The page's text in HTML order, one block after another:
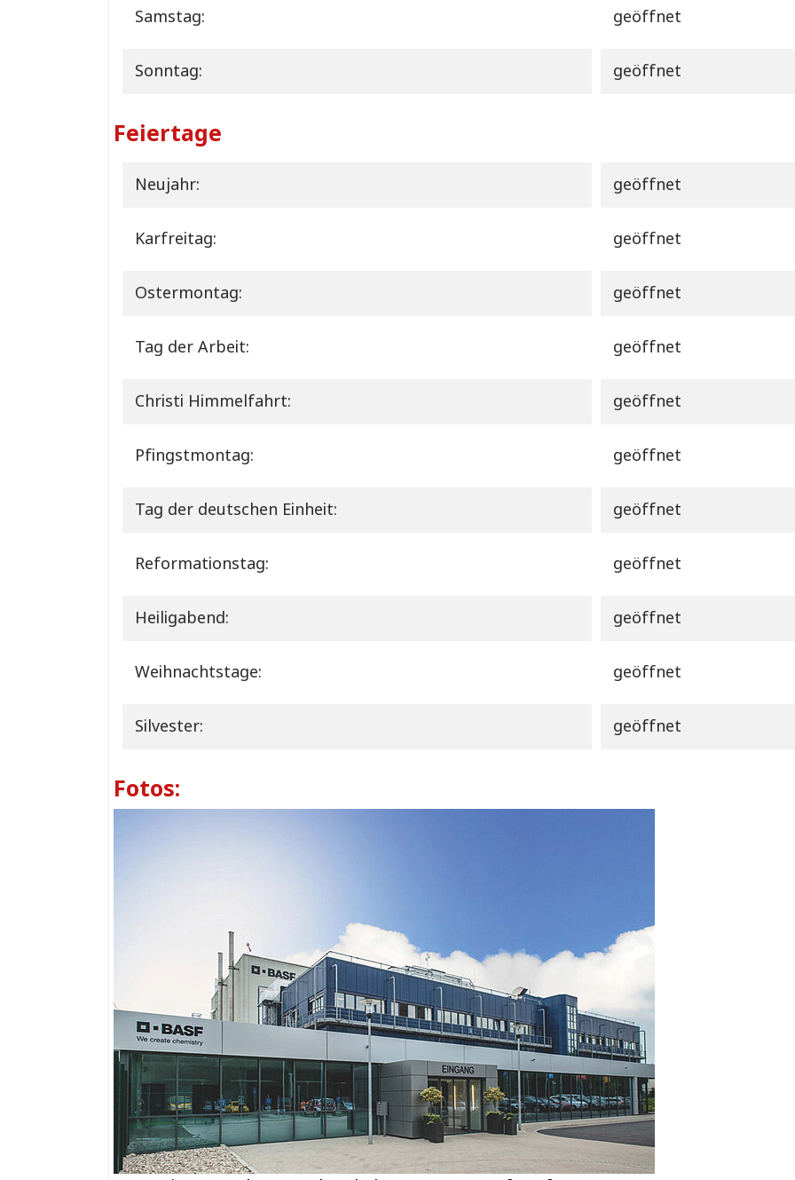
Samstag: geöffnet
Sonntag: geöffnet
Feiertage
Neujahr: geöffnet
Karfreitag: geöffnet
Ostermontag: geöffnet
Tag der Arbeit: geöffnet
Christi Himmelfahrt: geöffnet
Pfingstmontag: geöffnet
Tag der deutschen Einheit: geöffnet
Reformationstag: geöffnet
Heiligabend: geöffnet
Weihnachtstage: geöffnet
Silvester: geöffnet
Fotos: